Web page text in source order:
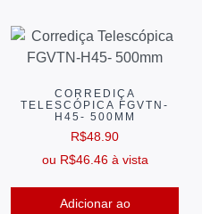
CORREDIÇA
TELESCÓPICA FGVTN-
H45- 500MM
R$48.90
ou R$46.46 à vista
Adicionar ao